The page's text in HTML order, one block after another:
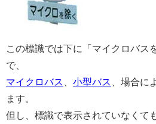
この標識では下に「マイクロバス
で、
マイクロバス
小型バス 、場合に
ます。
但し、標識で表示されていなくて